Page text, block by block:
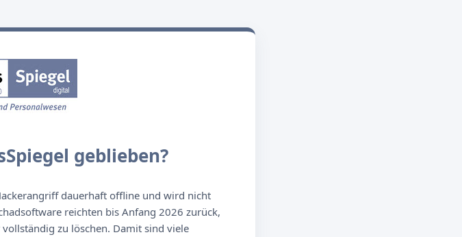
geblieben?
dauerhaft offline und wird nicht
reichten bis Anfang 2026 zurück,
zu löschen. Damit sind viele